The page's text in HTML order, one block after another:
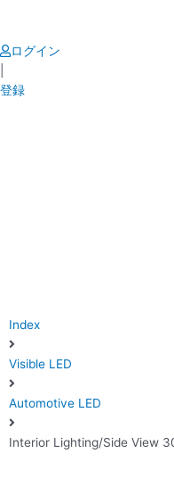
content
ログイン
登録
Index
Visible LED
Automotive LED
Interior Lighting/Side View